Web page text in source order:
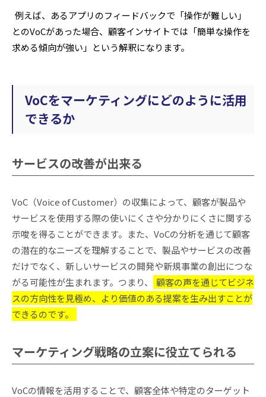
例えば、あるアプリのフィードバックで「操作が難しい」
とのVoCがあった場合、顧客インサイトでは「簡単な操作を
求める傾向が強い」という解釈になります。
VoCをマーケティングにどのように活用
できるか
サービスの改善が出来る
VoC（Voice of Customer）の収集によって、顧客が製品や
サービスを使用する際の使いにくさや分かりにくさに関する
示唆を得ることができます。また、VoCの分析を通じて顧客
の潜在的なニーズを理解することで、製品やサービスの改善
だけでなく、新しいサービスの開発や新規事業の創出につな
がる可能性が生まれます。つまり、
顧客の声を通じてビジネ
スの方向性を見極め、より価値のある提案を生み出すことが
できるのです。
マーケティング戦略の立案に役立てられる
VoCの情報を活用することで、顧客全体や特定のターゲット